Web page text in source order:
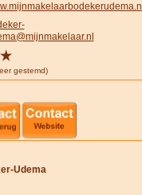
gestemd)
Udema